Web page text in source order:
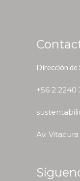
Dirección de
+56 2 2240
Av.